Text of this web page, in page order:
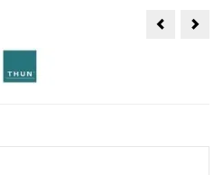
Lettera